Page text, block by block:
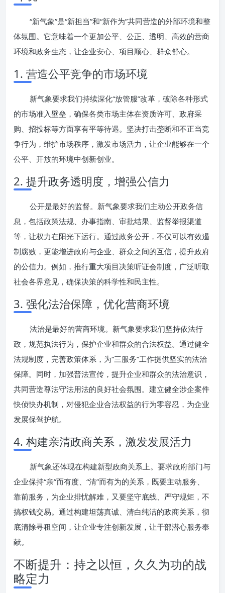
“新气象”是“新担当”和“新作为”共同营造的外部环境和整
体氛围。它意味着一个更加公平、公正、透明、高效的营商
环境和政务生态，让企业安心、项目顺心、群众舒心。
1. 营造公平竞争的市场环境
新气象要求我们持续深化“放管服”改革，破除各种形式
的市场准入壁垒，确保各类市场主体在资质许可、政府采
购、招投标等方面享有平等待遇。坚决打击垄断和不正当竞
争行为，维护市场秩序，激发市场活力，让企业能够在一个
公平、开放的环境中创新创业。
2. 提升政务透明度，增强公信力
公开是最好的监督。新气象要求我们主动公开政务信
息，包括政策法规、办事指南、审批结果、监督举报渠道
等，让权力在阳光下运行。通过政务公开，不仅可以有效遏
制腐败，更能增进政府与企业、群众之间的互信，提升政府
的公信力。例如，推行重大项目决策听证会制度，广泛听取
社会各界意见，确保决策的科学性和民主性。
3. 强化法治保障，优化营商环境
法治是最好的营商环境。新气象要求我们坚持依法行
政，规范执法行为，保护企业和群众的合法权益。通过健全
法规制度，完善政策体系，为“三服务”工作提供坚实的法治
保障。同时，加强普法宣传，提升企业和群众的法治意识，
共同营造尊法守法用法的良好社会氛围。建立健全涉企案件
快侦快办机制，对侵犯企业合法权益的行为零容忍，为企业
发展保驾护航。
4. 构建亲清政商关系，激发发展活力
新气象还体现在构建新型政商关系上。要求政府部门与
企业保持“亲”而有度、“清”而有为的关系，既要主动服务、
靠前服务，为企业排忧解难，又要坚守底线、严守规矩，不
搞权钱交易。通过构建坦荡真诚、清白纯洁的政商关系，彻
底清除寻租空间，让企业专注创新发展，让干部潜心服务奉
献。
不断提升：持之以恒，久久为功的战
略定力